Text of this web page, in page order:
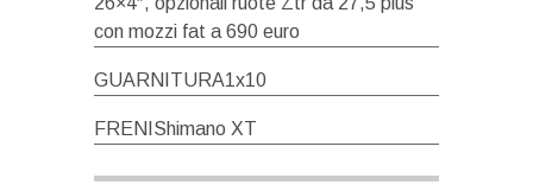
con mozzi fat a 690 euro
GUARNITURA1x10
FRENIShimano XT